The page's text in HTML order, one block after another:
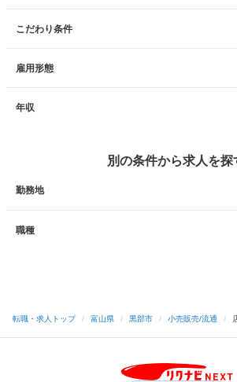
こだわり条件
雇用形態
年収
別の条件から求人を探
勤務地
職種
転職・求人トップ / 富山県 / 黒部市 / 小売販売/流通 /